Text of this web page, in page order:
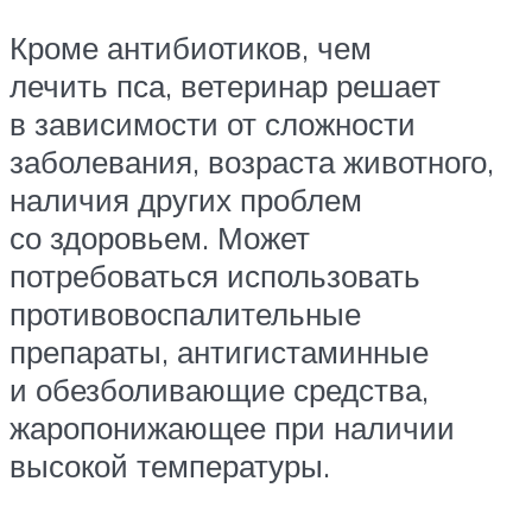
Кроме антибиотиков, чем
лечить пса, ветеринар решает
в зависимости от сложности
заболевания, возраста животного,
наличия других проблем
со здоровьем. Может
потребоваться использовать
противовоспалительные
препараты, антигистаминные
и обезболивающие средства,
жаропонижающее при наличии
высокой температуры.